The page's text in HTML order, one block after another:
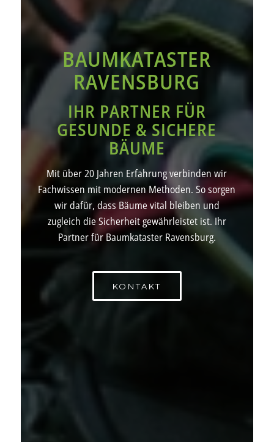
BAUMKATASTER
RAVENSBURG
IHR PARTNER FÜR
GESUNDE & SICHERE
BÄUME
Mit über 20 Jahren Erfahrung verbinden wir
Fachwissen mit modernen Methoden. So sorgen
wir dafür, dass Bäume vital bleiben und
zugleich die Sicherheit gewährleistet ist. Ihr
Partner für Baumkataster Ravensburg.
KONTAKT